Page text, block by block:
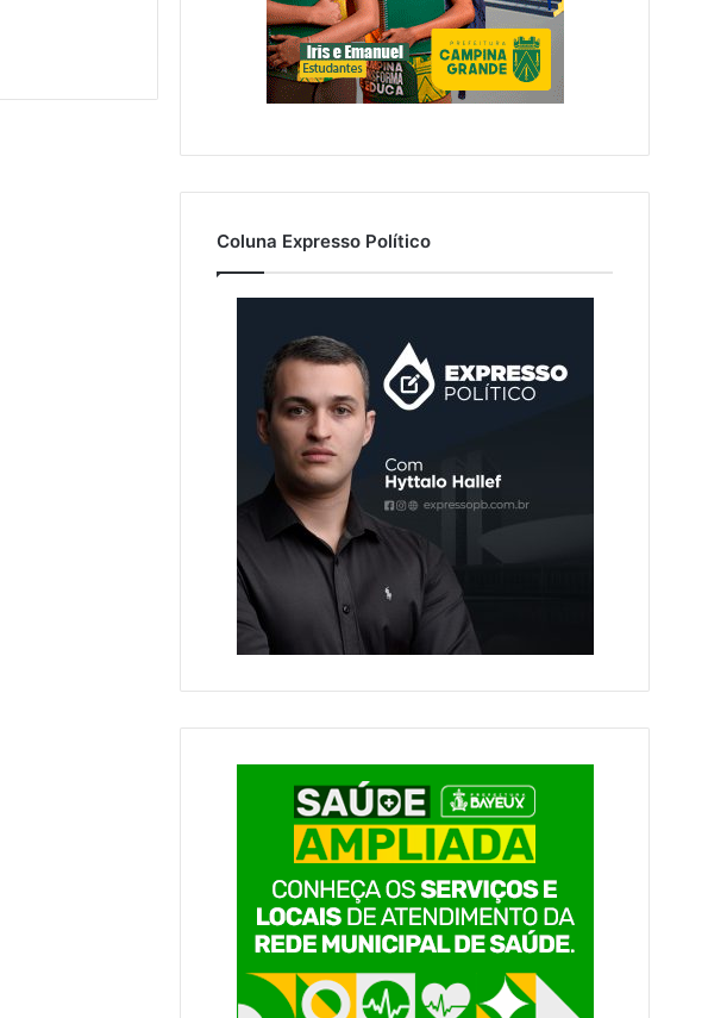
Coluna Expresso Político